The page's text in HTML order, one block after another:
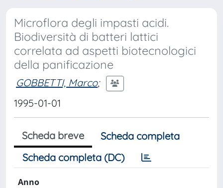
Microflora degli impasti acidi.
Biodiversità di batteri lattici
correlata ad aspetti biotecnologici
della panificazione
GOBBETTI, Marco;
1995-01-01
Scheda breve
Scheda completa
Scheda completa (DC)
Anno